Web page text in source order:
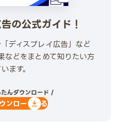
の公式ガイド！
ディスプレイ広告」など
どをまとめて知りたい方
ます。
んダウンロード /
ンロードする